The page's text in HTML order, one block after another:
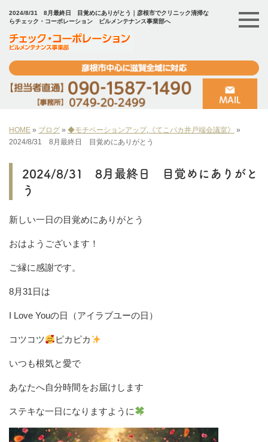
2024/8/31 8月最終日 目覚めにありがとう｜彦根市でクリニック清掃な
らチェック・コーポレーション ビルメンテナンス事業部へ
HOME » ブログ » ◆モチベーションアップ, 《てこパカ井戸端会議室》
»
2024/8/31 8月最終日 目覚めにありがとう
2024/8/31 8月最終日 目覚めにありがと
う
新しい一日の目覚めにありがとう
おはようございます！
ご縁に感謝です。
8月31日は
I Love Youの日（アイラブユーの日）
コツコツ ピカピカ
いつも根気と愛で
あなたへ自分時間をお届けします
ステキな一日になりますように